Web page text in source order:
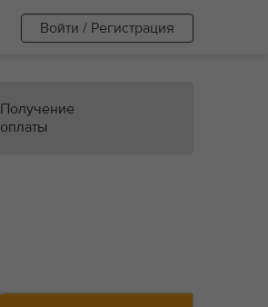
Войти / Регистрация
Получение
оплаты